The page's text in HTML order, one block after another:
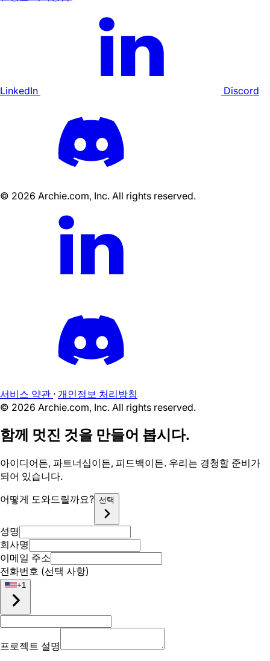
LinkedIn Discord
© 2026 Archie.com, Inc. All rights reserved.
서비스 약관 · 개인정보 처리방침
© 2026 Archie.com, Inc. All rights reserved.
함께 멋진 것을 만들어 봅시다.
아이디어든, 파트너십이든, 피드백이든. 우리는 경청할 준비가
되어 있습니다.
어떻게 도와드릴까요? 선택
성명
회사명
이메일 주소
전화번호 (선택 사항)
+1
프로젝트 설명